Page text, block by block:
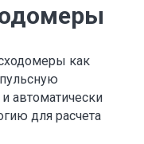
как
автоматически
для расчета